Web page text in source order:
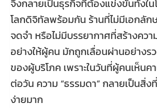
จึงกลายเป็นธุรกิจที่ต้องแข่งขันทั้งใน
โลกดิจิทัลพร้อมกัน ร้านที่ไม่มีเอกลั
จดจำ หรือไม่มีบรรยากาศที่สร้างคว
อย่างให้ผู้คน มักถูกเลื่อนผ่านอย่างร
ของผู้บริโภค เพราะในวันที่ผู้คนเห็นค
ต่อวัน ความ “ธรรมดา” กลายเป็นสิ่
ง่ายมาก